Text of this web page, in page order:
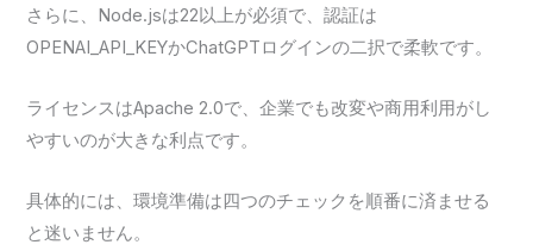
さらに、Node.jsは22以上が必須で、認証は
OPENAI_API_KEYかChatGPTログインの二択で柔軟です。
ライセンスはApache 2.0で、企業でも改変や商用利用がし
やすいのが大きな利点です。
具体的には、環境準備は四つのチェックを順番に済ませる
と迷いません。